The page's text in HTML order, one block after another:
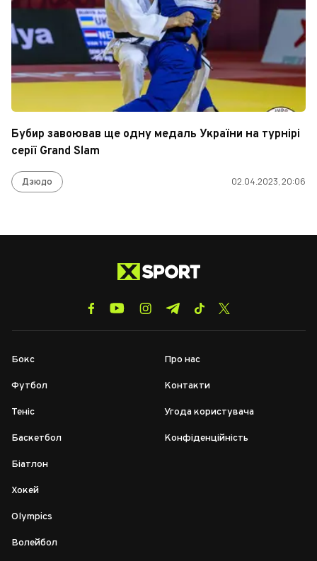
Бубир завоював ще одну медаль України на турнірі
серії Grand Slam
Дзюдо 02.04.2023, 20:06
Бокс
Футбол
Теніс
Баскетбол
Біатлон
Хокей
Olympics
Волейбол
Про нас
Контакти
Угода користувача
Конфіденційність